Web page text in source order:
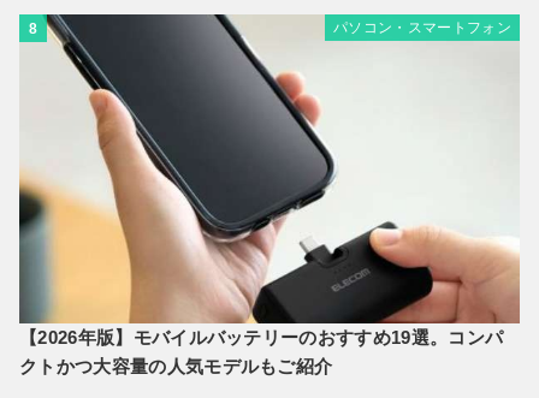
8 パソコン・スマートフォン
【2026年版】モバイルバッテリーのおすすめ19選。コンパ
クトかつ大容量の人気モデルもご紹介